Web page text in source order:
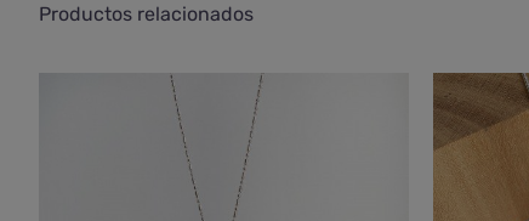
Productos relacionados